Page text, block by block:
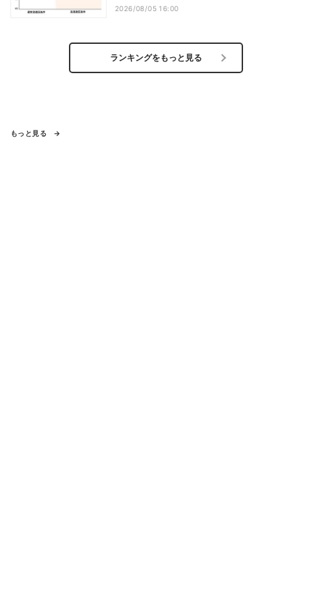
2026/08/05 16:00
ランキングをもっと見る
もっと見る